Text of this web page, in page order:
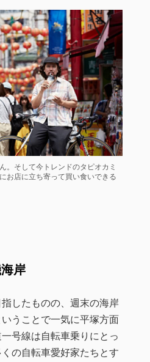
。そして今トレンドのタピオカミ
お店に立ち寄って買い食いできる
岸
したものの、週末の海岸
うことで一気に平塚方面
号線は自転車乗りにとっ
の自転車愛好家たちとす